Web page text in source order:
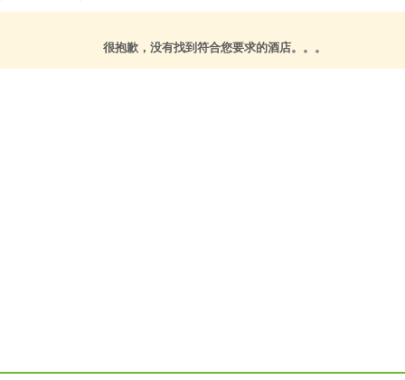
很抱歉，没有找到符合您要求的酒店。。。